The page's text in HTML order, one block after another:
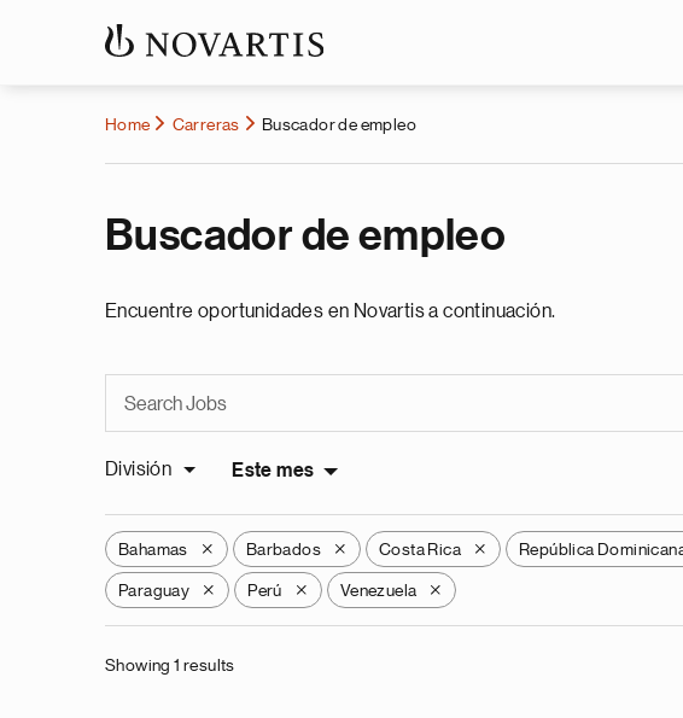
Home Carreras Buscador de empleo
Buscador de empleo
Encuentre oportunidades en Novartis a continuación.
División Este mes
Bahamas X Barbados X Costa Rica X República
Paraguay X Perú X Venezuela X
Showing 1 results